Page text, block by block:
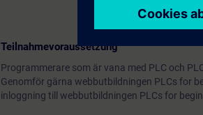
Teilnahmevoraussetzung
Programmerare som är vana med PLC och
Genomför gärna webbutbildningen PLCs for
inloggning till webbutbildningen PLCs for